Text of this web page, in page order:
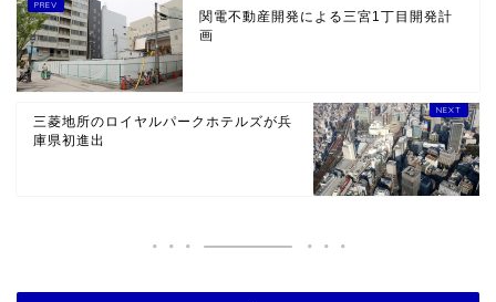
関電不動産開発による三宮1丁目開発計
画
三菱地所のロイヤルパークホテルズが兵
庫県初進出